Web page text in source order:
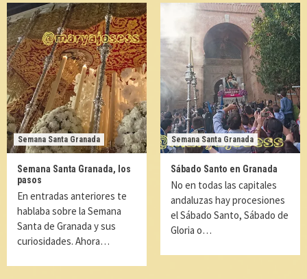
Semana Santa Granada
Semana Santa Granada, los
pasos
En entradas anteriores te
hablaba sobre la Semana
Santa de Granada y sus
curiosidades. Ahora…
Semana Santa Granada
Sábado Santo en Granada
No en todas las capitales
andaluzas hay procesiones
el Sábado Santo, Sábado de
Gloria o…